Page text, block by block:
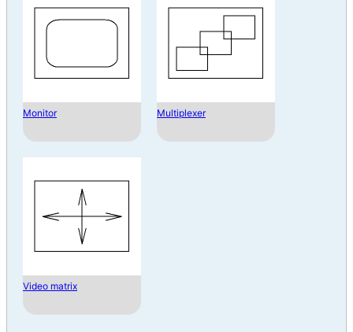
Monitor Multiplexer
Video matrix